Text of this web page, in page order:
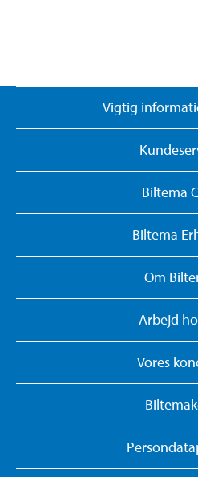
Vigtig
Biltema
Biltema
Om
Arbejd
Vores